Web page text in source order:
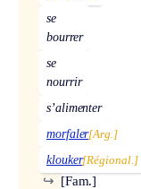
se
bourrer
se
nourrir
s’alimenter
morfaler[Arg.]
klouker[Régional.]
[Fam.]
↪